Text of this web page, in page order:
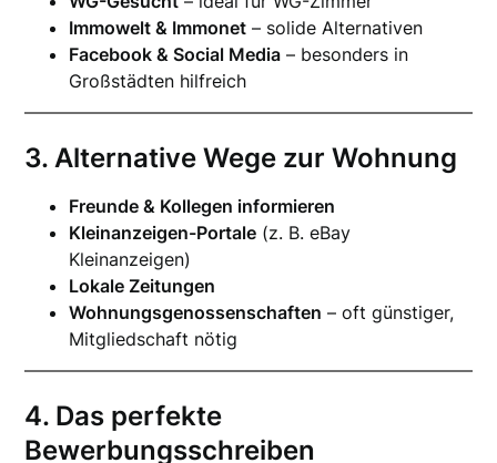
Immowelt & Immonet – solide Alternativen
Facebook & Social Media – besonders in
Großstädten hilfreich
3. Alternative Wege zur Wohnung
Freunde & Kollegen informieren
Kleinanzeigen-Portale (z. B. eBay
Kleinanzeigen)
Lokale Zeitungen
Wohnungsgenossenschaften – oft günstiger,
Mitgliedschaft nötig
4. Das perfekte
Bewerbungsschreiben